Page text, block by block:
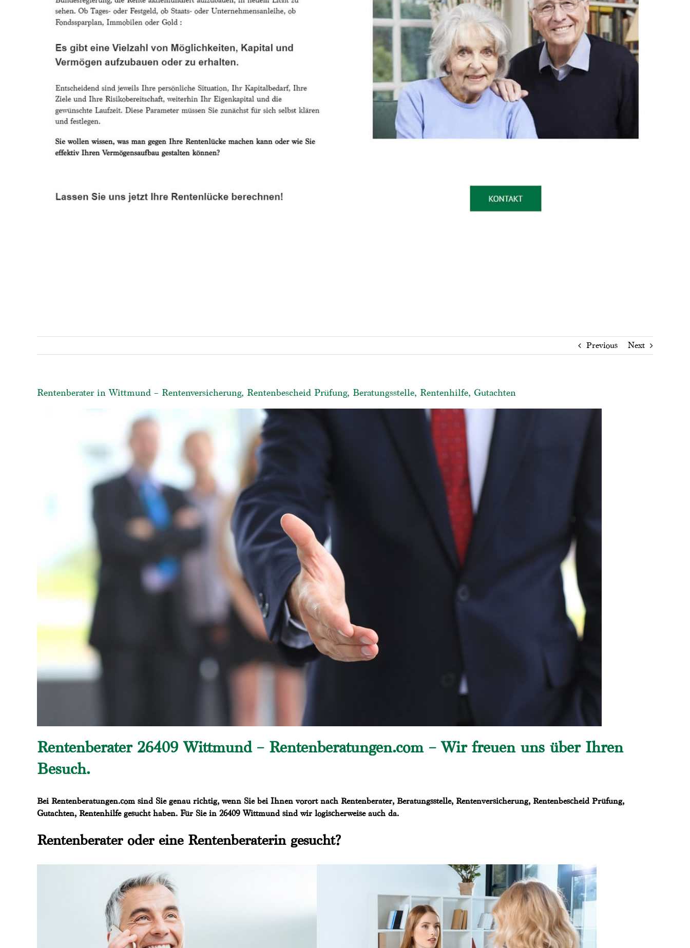
Previous Next
Rentenberater in Wittmund – Rentenversicherung, Rentenbescheid Prüfung, Beratungsstelle, Rentenhilfe, Gutachten
Rentenberater 26409 Wittmund – Rentenberatungen.com – Wir freuen uns über Ihren
Besuch.
Bei Rentenberatungen.com sind Sie genau richtig, wenn Sie bei Ihnen vorort nach Rentenberater, Beratungsstelle, Rentenversicherung, Rentenbescheid Prüfung,
Gutachten, Rentenhilfe gesucht haben. Für Sie in 26409 Wittmund sind wir logischerweise auch da.
Rentenberater oder eine Rentenberaterin gesucht?